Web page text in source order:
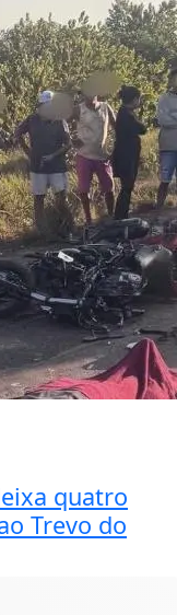
quatro
Trevo do